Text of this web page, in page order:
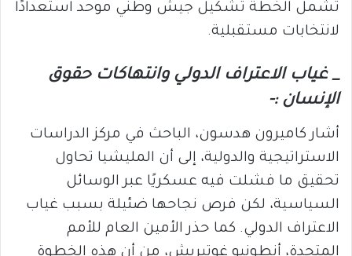
تشمل الخطة تشكيل جيش وطني موحد استعدادًا
لانتخابات مستقبلية.
_ غياب الاعتراف الدولي وانتهاكات حقوق
الإنسان :-
أشار كاميرون هدسون، الباحث في مركز الدراسات
الاستراتيجية والدولية، إلى أن المليشيا تحاول
تحقيق ما فشلت فيه عسكريًا عبر الوسائل
السياسية، لكن فرص نجاحها ضئيلة بسبب غياب
الاعتراف الدولي. كما حذر الأمين العام للأمم
المتحدة، أنطونيو غوتيريش، من أن هذه الخطوة